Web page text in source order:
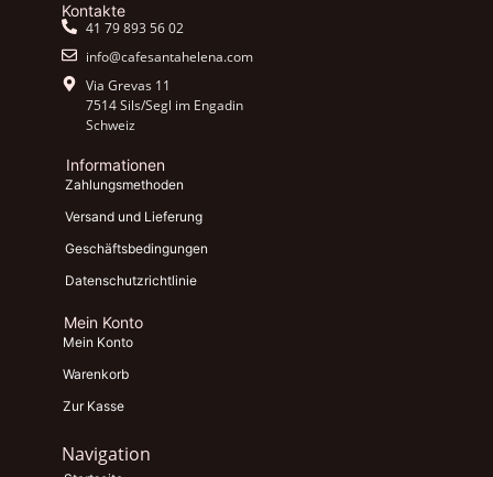
Kontakte
41 79 893 56 02
info@cafesantahelena.com
Via Grevas 11
7514 Sils/Segl im Engadin
Schweiz
Informationen
Zahlungsmethoden
Versand und Lieferung
Geschäftsbedingungen
Datenschutzrichtlinie
Mein Konto
Mein Konto
Warenkorb
Zur Kasse
Navigation